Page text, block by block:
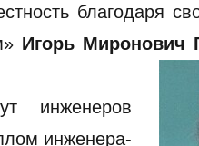
благодаря
Игорь Миронович
инженеров
инженера-